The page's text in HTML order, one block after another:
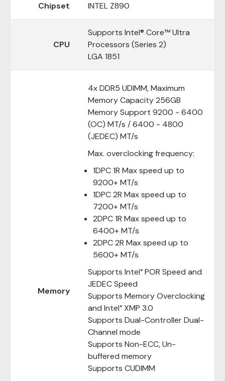
Chipset INTEL Z890
CPU
Supports Intel® Core™ Ultra
Processors (Series 2)
LGA 1851
Memory
4x DDR5 UDIMM, Maximum
Memory Capacity 256GB
Memory Support 9200 - 6400
(OC) MT/s / 6400 - 4800
(JEDEC) MT/s
Max. overclocking frequency:
1DPC 1R Max speed up to
9200+ MT/s
1DPC 2R Max speed up to
7200+ MT/s
2DPC 1R Max speed up to
6400+ MT/s
2DPC 2R Max speed up to
5600+ MT/s
Supports Intel® POR Speed and
JEDEC Speed
Supports Memory Overclocking
and Intel® XMP 3.0
Supports Dual-Controller Dual-
Channel mode
Supports Non-ECC, Un-
buffered memory
Supports CUDIMM